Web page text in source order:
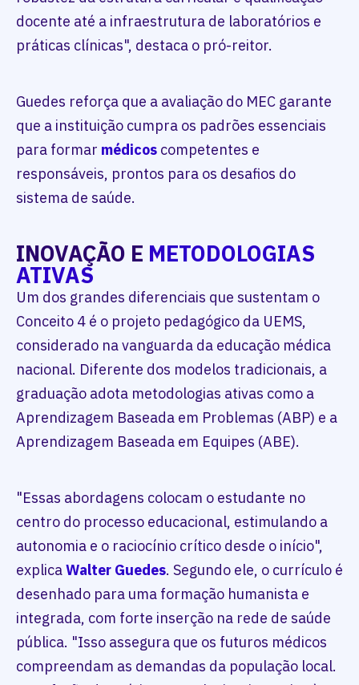
docente até a infraestrutura de laboratórios e
práticas clínicas", destaca o pró-reitor.
Guedes reforça que a avaliação do MEC garante
que a instituição cumpra os padrões essenciais
para formar médicos competentes e
responsáveis, prontos para os desafios do
sistema de saúde.
INOVAÇÃO E METODOLOGIAS
ATIVAS
Um dos grandes diferenciais que sustentam o
Conceito 4 é o projeto pedagógico da UEMS,
considerado na vanguarda da educação médica
nacional. Diferente dos modelos tradicionais, a
graduação adota metodologias ativas como a
Aprendizagem Baseada em Problemas (ABP) e a
Aprendizagem Baseada em Equipes (ABE).
"Essas abordagens colocam o estudante no
centro do processo educacional, estimulando a
autonomia e o raciocínio crítico desde o início",
explicaWalter Guedes. Segundo ele, o currículo é
desenhado para uma formação humanista e
integrada, com forte inserção na rede de saúde
pública. "Isso assegura que os futuros médicos
compreendam as demandas da população local.